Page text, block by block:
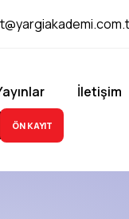
İletişim
ÖN KAYIT